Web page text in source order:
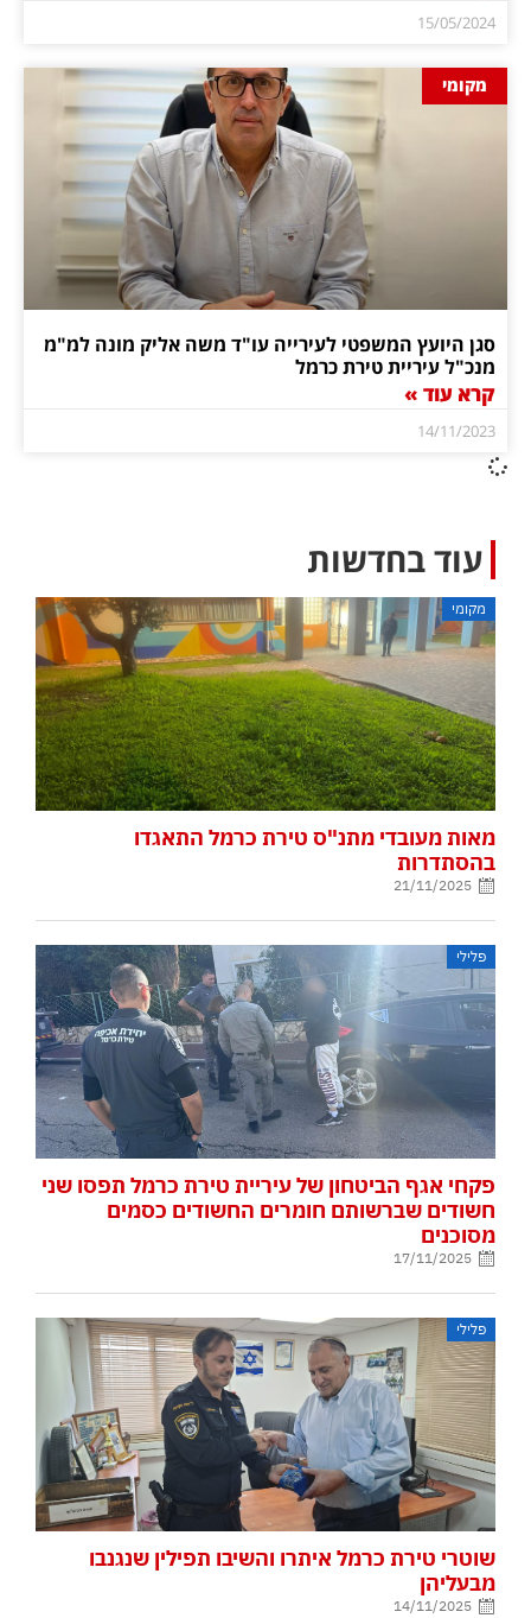
15/05/2024
מקומי
סגן היועץ המשפטי לעירייה עו"ד משה אליק מונה למ"מ
מנכ"ל עיריית טירת כרמל
קרא עוד »
14/11/2023
עוד בחדשות
מקומי
מאות מעובדי מתנ"ס טירת כרמל התאגדו
בהסתדרות
21/11/2025
פלילי
פקחי אגף הביטחון של עיריית טירת כרמל תפסו שני
חשודים שברשותם חומרים החשודים כסמים
מסוכנים
17/11/2025
פלילי
שוטרי טירת כרמל איתרו והשיבו תפילין שנגנבו
מבעליהן
14/11/2025